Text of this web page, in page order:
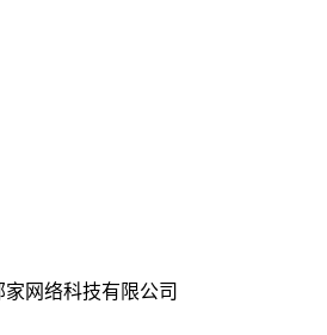
家网络科技有限公司